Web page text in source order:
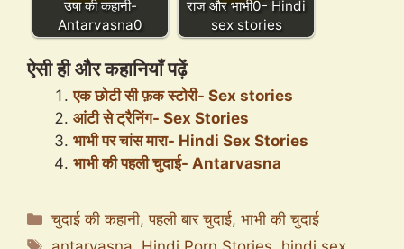
उषा की कहानी-
Antarvasna0
राज और भाभी0- Hindi
sex stories
ऐसी ही और कहानियाँ पढ़ें
एक छोटी सी फ़क स्टोरी- Sex stories
आंटी से ट्रैनिंग- Sex Stories
भाभी पर चांस मारा- Hindi Sex Stories
भाभी की पहली चुदाई- Antarvasna
Categories
चुदाई की कहानी,पहली बार चुदाई,भाभी की चुदाई
Tags